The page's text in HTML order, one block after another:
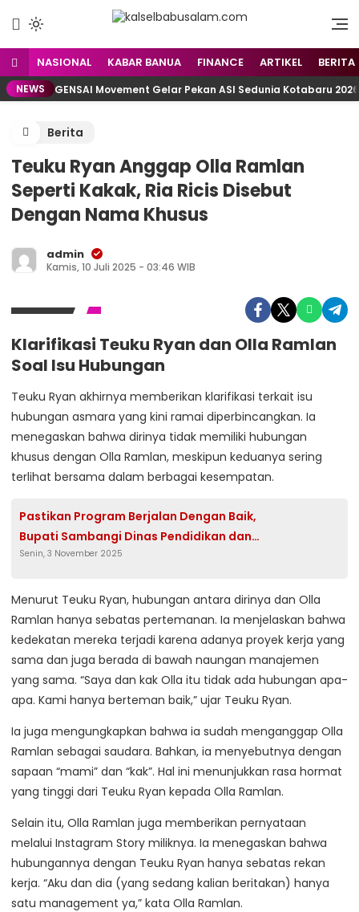
NASIONAL KABAR BANUA FINANCE ARTIKEL BERITA
NEWS GENSAI Movement Gelar Pekan ASI Sedunia Kotabaru
Berita
Teuku Ryan Anggap Olla Ramlan
Seperti Kakak, Ria Ricis Disebut
Dengan Nama Khusus
admin
Kamis, 10 Juli 2025 - 03:46 WIB
Klarifikasi Teuku Ryan dan Olla Ramlan
Soal Isu Hubungan
Teuku Ryan akhirnya memberikan klarifikasi terkait isu
hubungan asmara yang kini ramai diperbincangkan. Ia
menegaskan bahwa dirinya tidak memiliki hubungan
khusus dengan Olla Ramlan, meskipun keduanya sering
terlihat bersama dalam berbagai kesempatan.
Pastikan Program Berjalan Dengan Baik,
Bupati Sambangi Dinas Pendidikan dan
Kebudayaan serta PUPR
Senin, 3 November 2025
Menurut Teuku Ryan, hubungan antara dirinya dan Olla
Ramlan hanya sebatas pertemanan. Ia menjelaskan bahwa
kedekatan mereka terjadi karena adanya proyek kerja yang
sama dan juga berada di bawah naungan manajemen
yang sama. “Saya dan kak Olla itu tidak ada hubungan apa-
apa. Kami hanya berteman baik,” ujar Teuku Ryan.
Ia juga mengungkapkan bahwa ia sudah menganggap Olla
Ramlan sebagai saudara. Bahkan, ia menyebutnya dengan
sapaan “mami” dan “kak”. Hal ini menunjukkan rasa hormat
yang tinggi dari Teuku Ryan kepada Olla Ramlan.
Selain itu, Olla Ramlan juga memberikan pernyataan
melalui Instagram Story miliknya. Ia menegaskan bahwa
hubungannya dengan Teuku Ryan hanya sebatas rekan
kerja. “Aku dan dia (yang sedang kalian beritakan) hanya
satu management ya,” kata Olla Ramlan.